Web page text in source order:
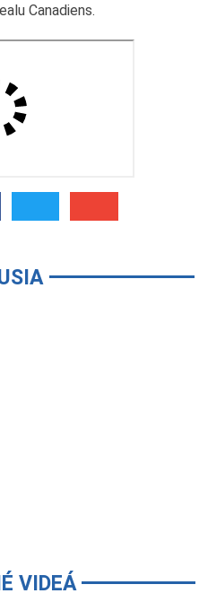
Canadiens.
VIDEÁ